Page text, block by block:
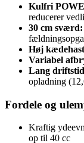
Kulfri
reducerer
30 cm sværd:
Høj
Variabel
Lang
opladning
Fordele og
Kraftig
op til 40 cc